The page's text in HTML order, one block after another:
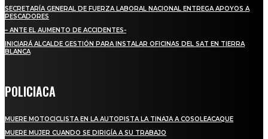
SECRETARÍA GENERAL DE FUERZA LABORAL NACIONAL ENTREGA APOYOS A
PESCADORES
– ANTE EL AUMENTO DE ACCIDENTES-
INICIARÁ ALCALDE GESTIÓN PARA INSTALAR OFICINAS DEL SAT EN TIERRA
BLANCA
POLICIACA
MUERE MOTOCICLISTA EN LA AUTOPISTA LA TINAJA A COSOLEACAQUE
MUERE MUJER CUANDO SE DIRIGÍA A SU TRABAJO